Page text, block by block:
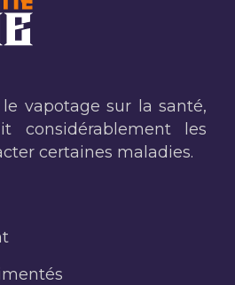
le vapotage sur la santé,
considérablement les
certaines maladies.